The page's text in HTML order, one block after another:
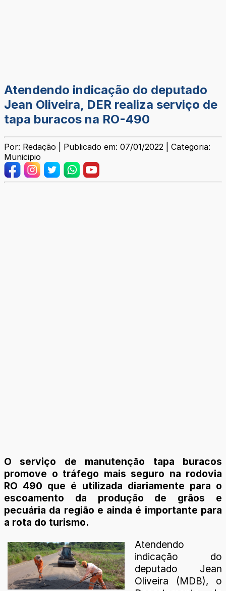
Atendendo indicação do deputado
Jean Oliveira, DER realiza serviço de
tapa buracos na RO-490
Por: Redação | Publicado em: 07/01/2022 | Categoria:
Municipio
O serviço de manutenção tapa buracos
promove o tráfego mais seguro na rodovia
RO 490 que é utilizada diariamente para o
escoamento da produção de grãos e
pecuária da região e ainda é importante para
a rota do turismo.
Atendendo
indicação do
deputado Jean
Oliveira (MDB), o